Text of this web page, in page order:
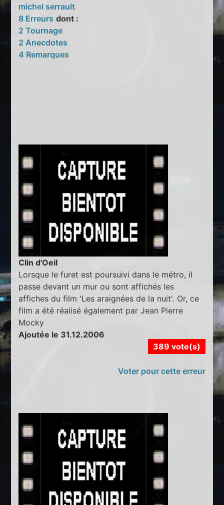
michel serrault
8 Erreurs dont :
2 Tournage
2 Anecdotes
4 Remarques
Clin d'Oeil
Lorsque le furet est poursuivi dans le métro, il
passe devant un mur ou sont affichés les
affiches du film 'Les araignées de la nuit'. Or, ce
film a été réalisé également par Jean Pierre
Mocky
Ajoutée le 31.12.2006
389 vote(s)
Voter pour cette erreur